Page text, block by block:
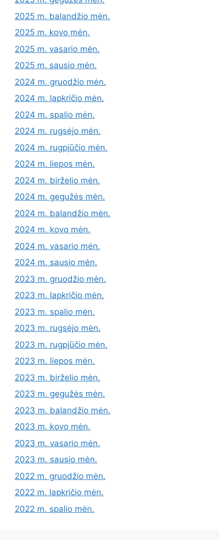
2025 m. balandžio mėn.
2025 m. kovo mėn.
2025 m. vasario mėn.
2025 m. sausio mėn.
2024 m. gruodžio mėn.
2024 m. lapkričio mėn.
2024 m. spalio mėn.
2024 m. rugsėjo mėn.
2024 m. rugpjūčio mėn.
2024 m. liepos mėn.
2024 m. birželio mėn.
2024 m. gegužės mėn.
2024 m. balandžio mėn.
2024 m. kovo mėn.
2024 m. vasario mėn.
2024 m. sausio mėn.
2023 m. gruodžio mėn.
2023 m. lapkričio mėn.
2023 m. spalio mėn.
2023 m. rugsėjo mėn.
2023 m. rugpjūčio mėn.
2023 m. liepos mėn.
2023 m. birželio mėn.
2023 m. gegužės mėn.
2023 m. balandžio mėn.
2023 m. kovo mėn.
2023 m. vasario mėn.
2023 m. sausio mėn.
2022 m. gruodžio mėn.
2022 m. lapkričio mėn.
2022 m. spalio mėn.